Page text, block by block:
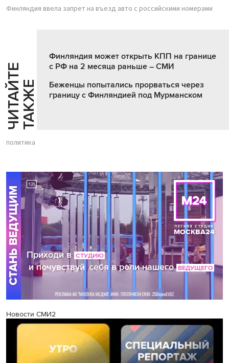
Финляндия ввела запрет на въезд авто с российскими номерами
Ч
И
Т
АЙ
Т
Е
Т
А
К
ЖЕ
Финляндия может открыть КПП на границе
с РФ на 2 месяца раньше – СМИ
Беженцы попытались прорваться через
границу с Финляндией под Мурманском
политика
Новости СМИ2